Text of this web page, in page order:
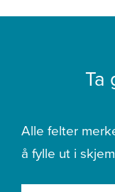
Ta
Alle felter
å fylle ut i